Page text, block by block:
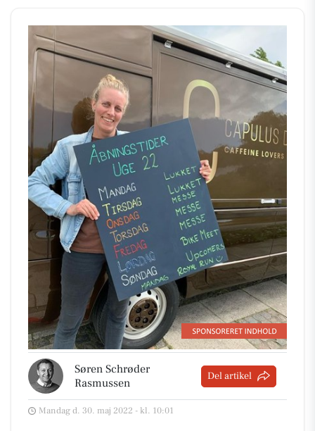
Søren Schrøder
Rasmussen
Del artikel
Mandag d. 30. maj 2022 - kl. 10:01